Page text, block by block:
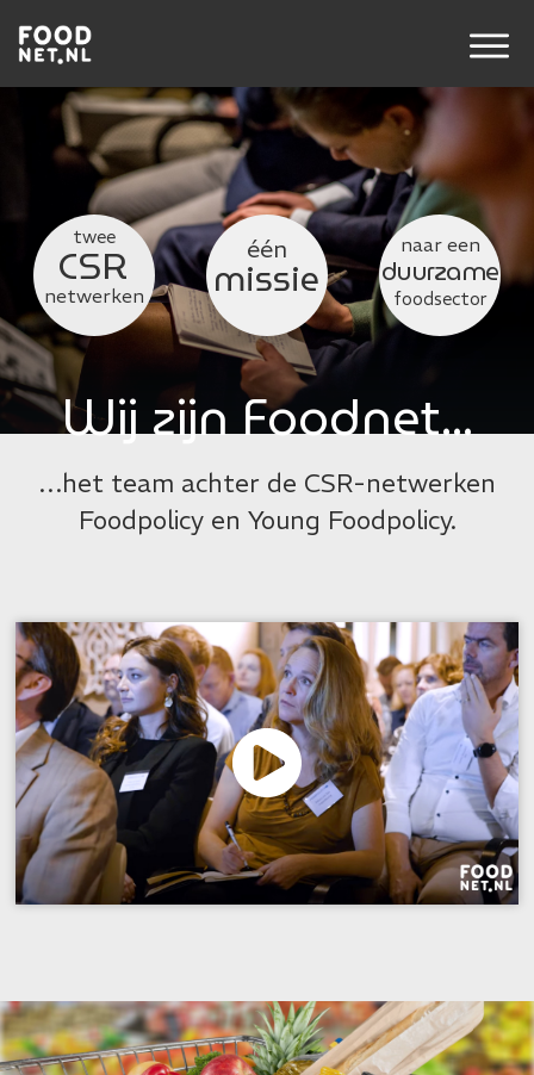
twee
CSR
netwerken
één
missie
naar een
duurzame
foodsector
Wij zijn Foodnet...
…het team achter de CSR-netwerken
Foodpolicy en Young Foodpolicy.